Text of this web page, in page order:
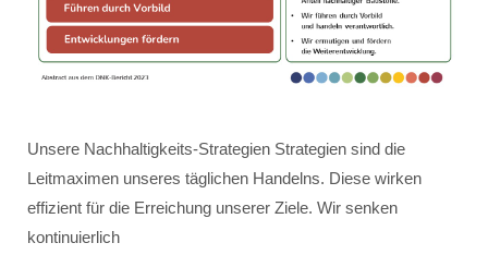
Unsere Nachhaltigkeits-Strategien Strategien sind die
Leitmaximen unseres täglichen Handelns. Diese wirken
effizient für die Erreichung unserer Ziele. Wir senken
kontinuierlich